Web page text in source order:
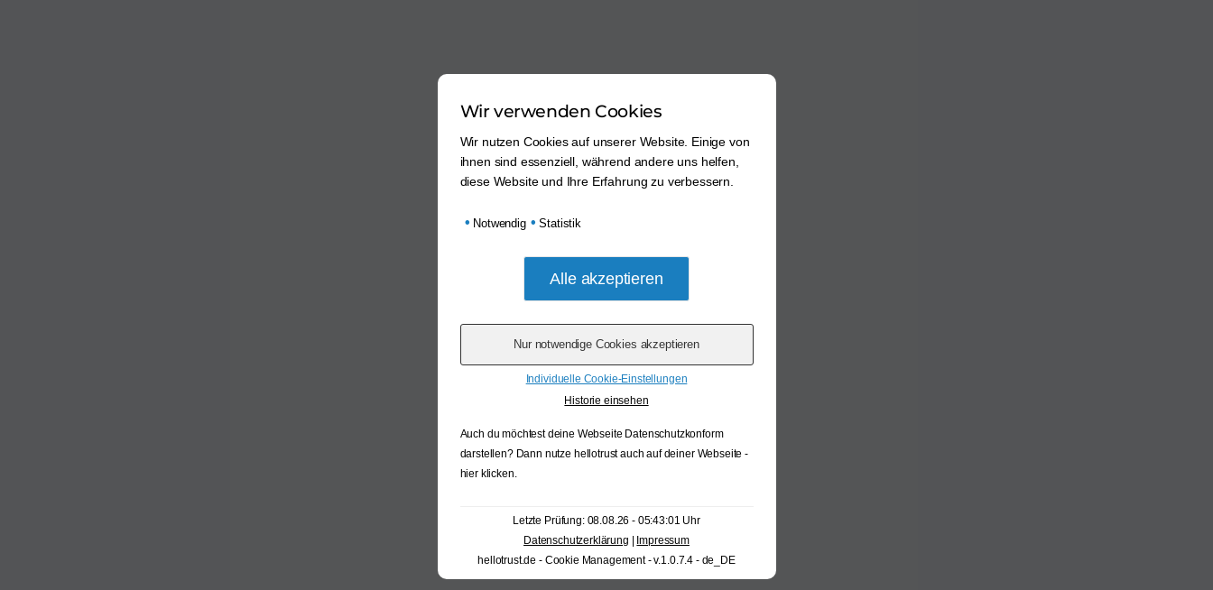
Wir verwenden Cookies
Wir nutzen Cookies auf unserer Website. Einige von
ihnen sind essenziell, während andere uns helfen,
diese Website und Ihre Erfahrung zu verbessern.
• Notwendig • Statistik
Individuelle Cookie-Einstellungen
Historie einsehen
Auch du möchtest deine Webseite Datenschutzkonform
darstellen? Dann nutze hellotrust auch auf deiner Webseite -
hier klicken.
Letzte Prüfung: 08.08.26 - 05:43:01 Uhr
Datenschutzerklärung
Impressum
hellotrust.de - Cookie Management - v.1.0.7.4 - de_DE